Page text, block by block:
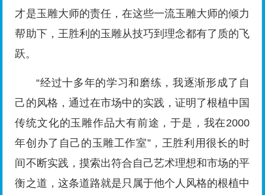
才是玉雕大师的责任，在这些一流玉雕大师的倾力
帮助下，王胜利的玉雕从技巧到理念都有了质的飞
跃。
“经过十多年的学习和磨练，我逐渐形成了自
己的风格，通过在市场中的实践，证明了根植中国
传统文化的玉雕作品大有前途，于是，我在2000
年创办了自己的玉雕工作室”，王胜利用很长的时
间不断实践，摸索出符合自己艺术理想和市场的平
衡之道，这条道路就是只属于他个人风格的根植中